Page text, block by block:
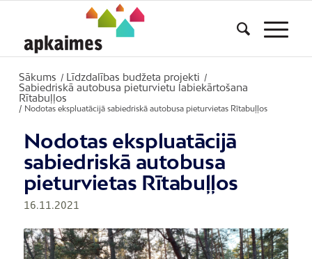
Sākums / Līdzdalības budžeta projekti /
Sabiedriskā autobusa pieturvietu labiekārtošana
Rītabuļļos
/ Nodotas ekspluatācijā sabiedriskā autobusa pieturvietas Rītabuļļos
Nodotas ekspluatācijā
sabiedriskā autobusa
pieturvietas Rītabuļļos
16.11.2021